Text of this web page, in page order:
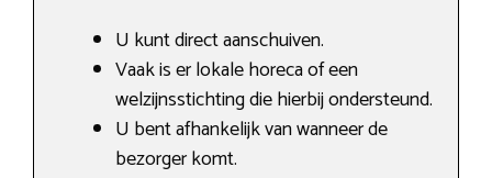
U kunt direct aanschuiven.
Vaak is er lokale horeca of een
welzijnsstichting die hierbij ondersteund.
U bent afhankelijk van wanneer de
bezorger komt.